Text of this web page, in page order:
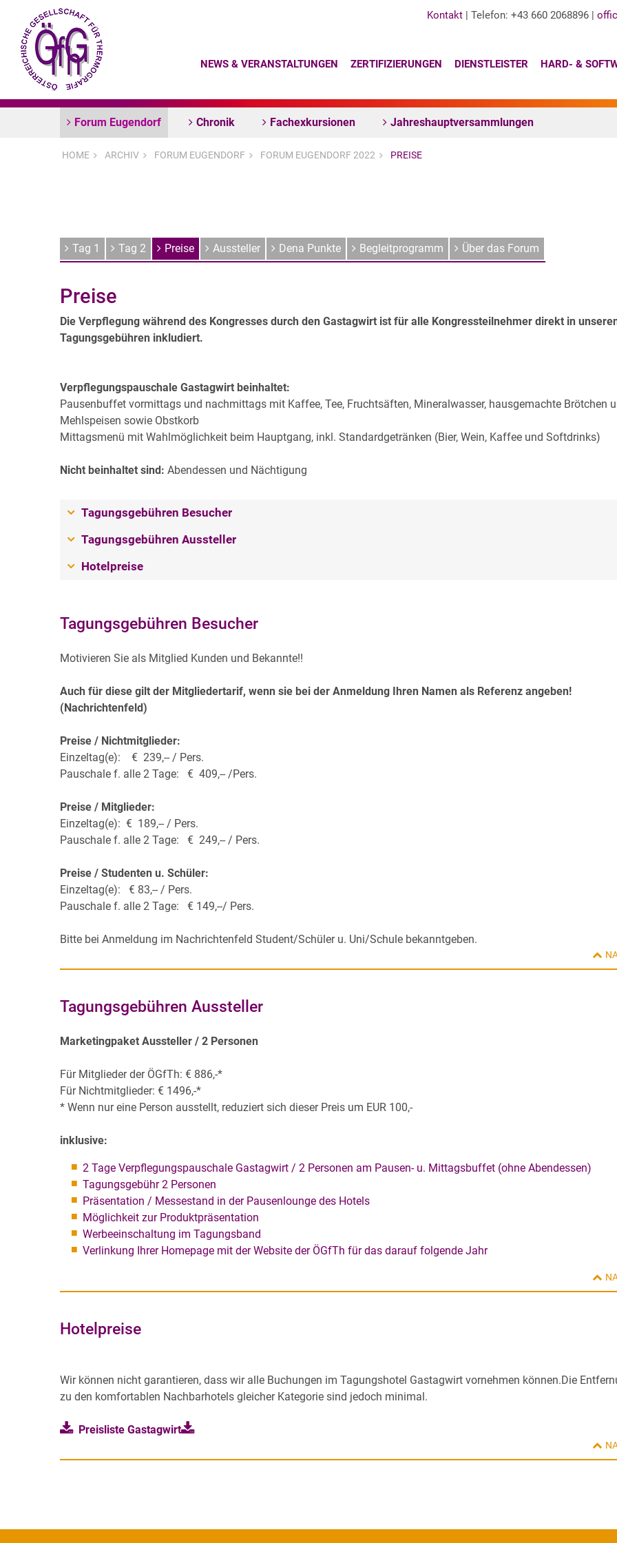
Kontakt | Telefon: +43 660 2068896 |
NEWS & VERANSTALTUNGEN ZERTIFIZIERUNGEN DIENSTLEISTER HARD- &
Forum Eugendorf Chronik Fachexkursionen Jahreshauptversammlungen
HOME ARCHIV FORUM EUGENDORF FORUM EUGENDORF 2022 PREISE
Tag 1 Tag 2 Preise Aussteller Dena Punkte Begleitprogramm Über das Forum
Preise
Die Verpflegung während des Kongresses durch den Gastagwirt ist für alle Kongressteilnehmer direkt in
Tagungsgebühren inkludiert.
Verpflegungspauschale Gastagwirt beinhaltet:
Pausenbuffet vormittags und nachmittags mit Kaffee, Tee, Fruchtsäften, Mineralwasser, hausgemachte Brötchen
Mehlspeisen sowie Obstkorb
Mittagsmenü mit Wahlmöglichkeit beim Hauptgang, inkl. Standardgetränken (Bier, Wein, Kaffee und Softdrinks)
Nicht beinhaltet sind: Abendessen und Nächtigung
Tagungsgebühren Besucher
Tagungsgebühren Aussteller
Hotelpreise
Tagungsgebühren Besucher
Motivieren Sie als Mitglied Kunden und Bekannte!!
Auch für diese gilt der Mitgliedertarif, wenn sie bei der Anmeldung Ihren Namen als Referenz angeben!
(Nachrichtenfeld)
Preise / Nichtmitglieder:
Einzeltag(e): € 239,-- / Pers.
Pauschale f. alle 2 Tage: € 409,-- /Pers.
Preise / Mitglieder:
Einzeltag(e): € 189,-- / Pers.
Pauschale f. alle 2 Tage: € 249,-- / Pers.
Preise / Studenten u. Schüler:
Einzeltag(e): € 83,-- / Pers.
Pauschale f. alle 2 Tage: € 149,--/ Pers.
Bitte bei Anmeldung im Nachrichtenfeld Student/Schüler u. Uni/Schule bekanntgeben.
Tagungsgebühren Aussteller
Marketingpaket Aussteller / 2 Personen
Für Mitglieder der ÖGfTh: € 886,-*
Für Nichtmitglieder: € 1496,-*
* Wenn nur eine Person ausstellt, reduziert sich dieser Preis um EUR 100,-
inklusive:
2 Tage Verpflegungspauschale Gastagwirt / 2 Personen am Pausen- u. Mittagsbuffet (ohne Abendessen)
Tagungsgebühr 2 Personen
Präsentation / Messestand in der Pausenlounge des Hotels
Möglichkeit zur Produktpräsentation
Werbeeinschaltung im Tagungsband
Verlinkung Ihrer Homepage mit der Website der ÖGfTh für das darauf folgende Jahr
Hotelpreise
Wir können nicht garantieren, dass wir alle Buchungen im Tagungshotel Gastagwirt vornehmen können.Die
zu den komfortablen Nachbarhotels gleicher Kategorie sind jedoch minimal.
Preisliste Gastagwirt